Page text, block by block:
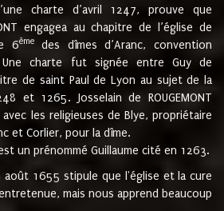
charte d’avril 1247, prouve que
engagea au chapitre de l’église de
6èmedes dîmes d’Aranc, convention
charte fut signée entre Guy de
de saint Paul de Lyon au sujet de la
et 1265. Josselain de ROUGEMONT
les religieuses de Blye, propriétaire
et Corlier, pour la dîme.
un prénommé Guillaume cité en 1263.
1655 stipule que l'église et la cure
mais nous apprend beaucoup